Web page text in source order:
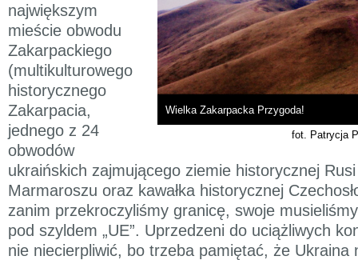
Wielka Zakarpacka Przygoda!
fot. Patrycja
największym
mieście obwodu
Zakarpackiego
(multikulturowego
historycznego
Zakarpacia,
jednego z 24
obwodów
ukraińskich zajmującego ziemie historycznej
Marmaroszu oraz kawałka historycznej
zanim przekroczyliśmy granicę, swoje
pod szyldem „UE”. Uprzedzeni do uciążliwych
nie niecierpliwić, bo trzeba pamiętać, że Ukraina